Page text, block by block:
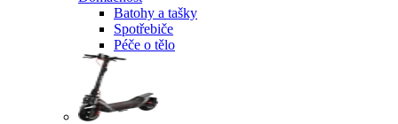
Batohy a tašky
Spotřebiče
Péče o tělo